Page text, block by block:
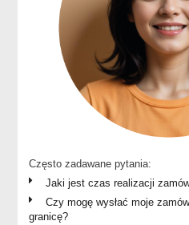
Często zadawane pytania:
Jaki jest czas realizacji
Czy mogę wysłać moje
granicę?